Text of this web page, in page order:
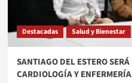
Destacadas Salud y Bienestar
SANTIAGO DEL ESTERO
CARDIOLOGÍA Y ENFERMERÍA